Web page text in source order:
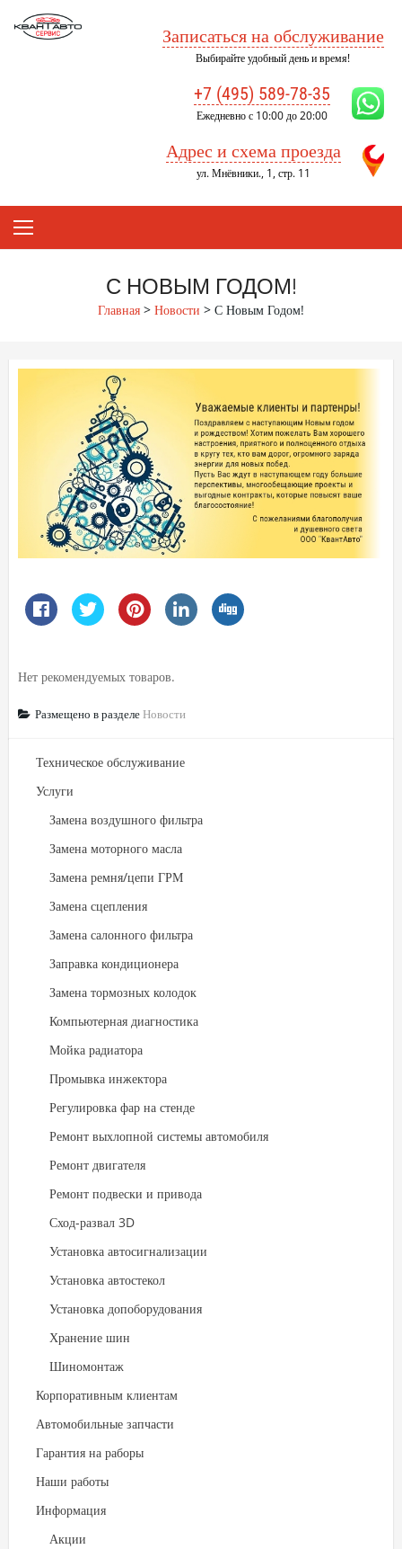
Записаться на обслуживание
Выбирайте удобный день и время!
+7 (495) 589-78-35
Ежедневно с 10:00 до 20:00
Адрес и схема проезда
ул. Мнёвники., 1, стр. 11
С НОВЫМ ГОДОМ!
Главная > Новости > С Новым Годом!
Нет рекомендуемых товаров.
Размещено в разделеНовости
Техническое обслуживание
Услуги
Замена воздушного фильтра
Замена моторного масла
Замена ремня/цепи ГРМ
Замена сцепления
Замена салонного фильтра
Заправка кондиционера
Замена тормозных колодок
Компьютерная диагностика
Мойка радиатора
Промывка инжектора
Регулировка фар на стенде
Ремонт выхлопной системы автомобиля
Ремонт двигателя
Ремонт подвески и привода
Сход-развал 3D
Установка автосигнализации
Установка автостекол
Установка допоборудования
Хранение шин
Шиномонтаж
Корпоративным клиентам
Автомобильные запчасти
Гарантия на раборы
Наши работы
Информация
Акции